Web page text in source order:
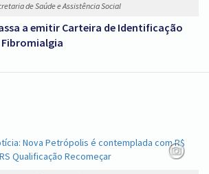
de Saúde e Assistência Social
a emitir Carteira de Identificação
Fibromialgia